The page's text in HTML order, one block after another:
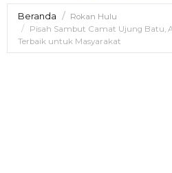
Beranda
Rokan Hulu
Pisah Sambut Camat Ujung Batu,
Terbaik untuk Masyarakat